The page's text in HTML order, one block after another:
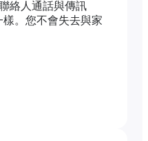
絡人通話與傳訊
。您不會失去與家